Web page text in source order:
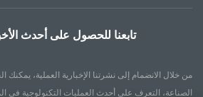
تابعنا للحصول على أحدث
من خلال الانضمام إلى نشرتنا الإخبارية العملية،
الصناعة، التعرف على أحدث العمليات التكنولوجية في